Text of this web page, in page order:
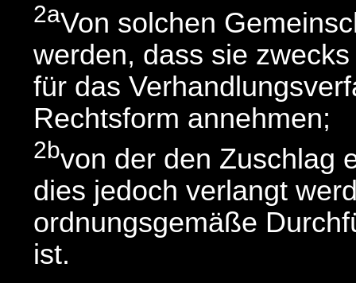
2aVon solchen
werden, dass sie
für das
Rechtsform annehmen;
2bvon der den Zuschlag
dies jedoch verlangt
ordnungsgemäße
ist.